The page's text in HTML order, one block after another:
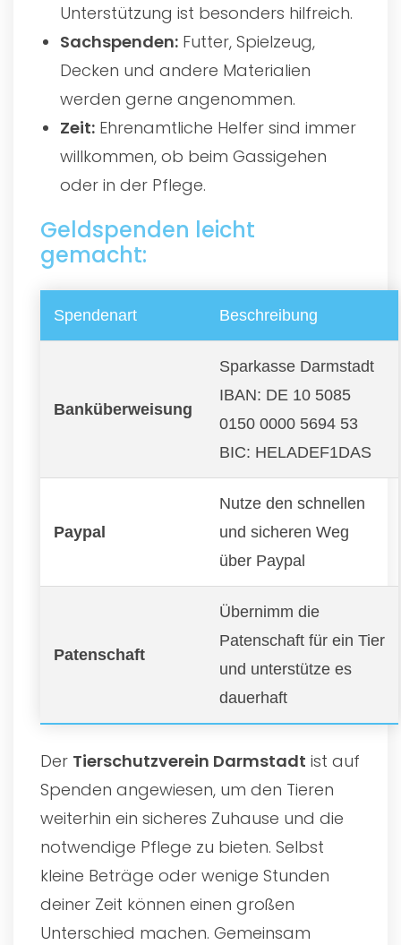
Unterstützung ist besonders hilfreich.
Sachspenden: Futter, Spielzeug,
Decken und andere Materialien
werden gerne angenommen.
Zeit: Ehrenamtliche Helfer sind immer
willkommen, ob beim Gassigehen
oder in der Pflege.
Geldspenden leicht
gemacht:
Spendenart Beschreibung
Banküberweisung
Sparkasse Darmstadt
IBAN: DE 10 5085
0150 0000 5694 53
BIC: HELADEF1DAS
Paypal
Nutze den schnellen
und sicheren Weg
über Paypal
Patenschaft
Übernimm die
Patenschaft für ein Tier
und unterstütze es
dauerhaft
Der Tierschutzverein Darmstadt ist auf
Spenden angewiesen, um den Tieren
weiterhin ein sicheres Zuhause und die
notwendige Pflege zu bieten. Selbst
kleine Beträge oder wenige Stunden
deiner Zeit können einen großen
Unterschied machen. Gemeinsam